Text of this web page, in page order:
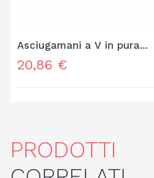
Asciugamani a V in pura...
Prezzo
20,86 €
PRODOTTI